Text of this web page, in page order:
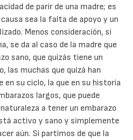
de parir de una madre; es
sea la falta de apoyo y un
Menos consideración, si
se da al caso de la madre que
sano, que quizás tiene un
las muchas que quizá han
en su ciclo, la que en su historia
largos, que puede
a tener un embarazo
activo y sano y simplemente
aún. Si partimos de que la